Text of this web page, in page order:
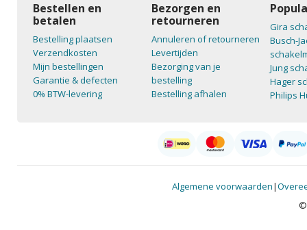
Bestellen en
betalen
Bestelling plaatsen
Verzendkosten
Mijn bestellingen
Garantie & defecten
0% BTW-levering
Bezorgen en
retourneren
Annuleren of retourneren
Levertijden
Bezorging van je
bestelling
Bestelling afhalen
Gira
Busch-
Jung
Hager
Philips
Algemene voorwaarden|
©